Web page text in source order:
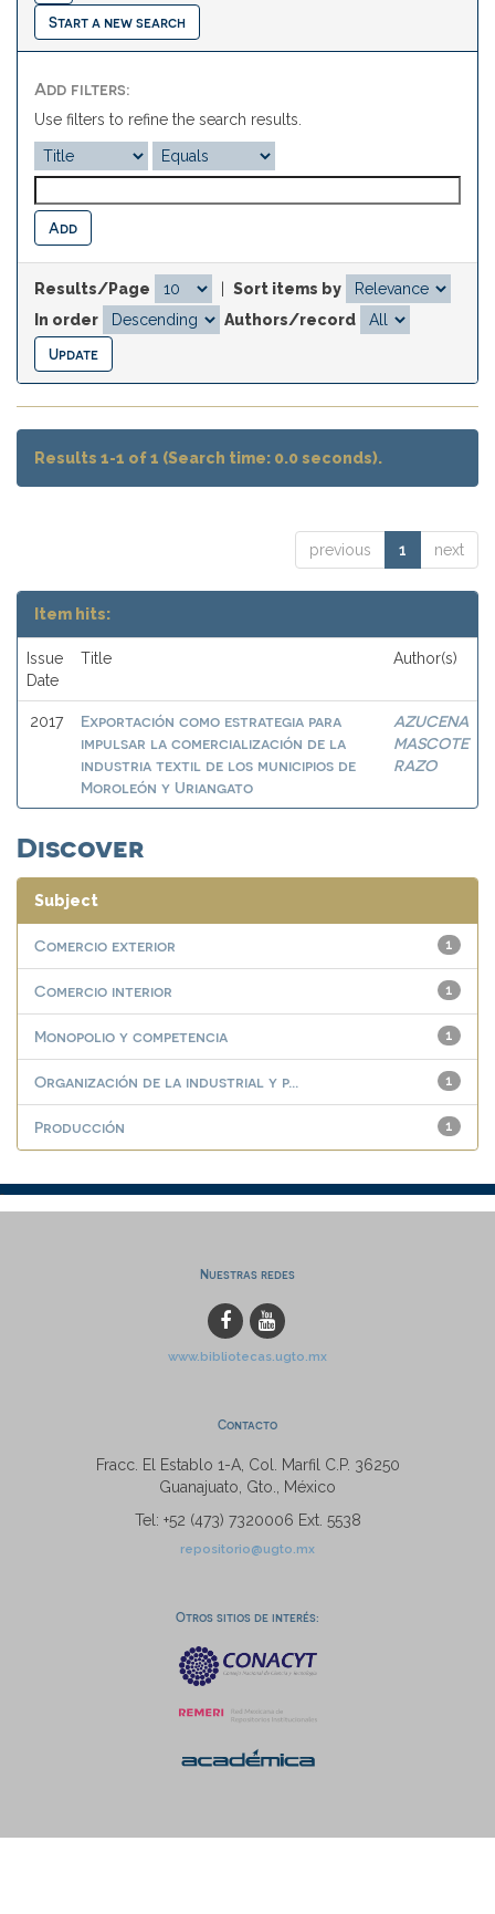
Start a new search
Add filters:
Use filters to refine the search results.
Results/Page
Sort items by
In order
Authors/record
Results 1-1 of 1 (Search time: 0.0 seconds).
previous 1 next
Item hits:
Issue
Date
Title Author(s)
2017
Exportación como estrategia para
impulsar la comercialización de la
industria textil de los municipios de
Moroleón y Uriangato
AZUCENA
MASCOTE
RAZO
Discover
Subject
1
Comercio exterior
1
Comercio interior
1
Monopolio y competencia
1
Organización de la industrial y p...
1
Producción
Nuestras redes
www.bibliotecas.ugto.mx
Contacto
Fracc. El Establo 1-A, Col. Marfil C.P. 36250
Guanajuato, Gto., México
Tel: +52 (473) 7320006 Ext. 5538
repositorio@ugto.mx
Otros sitios de interés: